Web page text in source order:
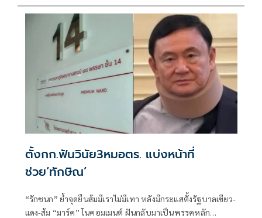
ตั้งกก.ฟันวินัย3หมอตร. แบ่งหน้าที่
ช่วย‘ทักษิณ’
“รักชนก” ย้ำจุดยืนส้มมีเราไม่มีเทา หลังมีกระแสตั้งรัฐบาลเขียว-
แดง-ส้ม “มาร์ค” โนคอมเมนต์ ฝันกลับมาเป็นพรรคหลัก